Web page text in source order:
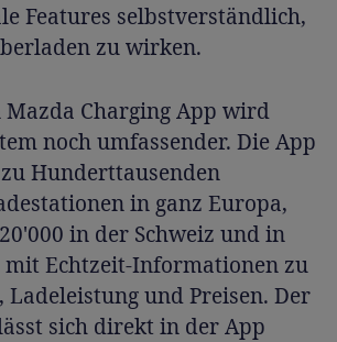
Features selbstverständlich,
zu wirken.
Charging App wird
noch umfassender. Die App
Hunderttausenden
in ganz Europa,
in der Schweiz und in
mit Echtzeit-Informationen zu
und Preisen. Der
sich direkt in der App